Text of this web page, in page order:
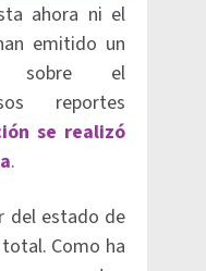
ahora ni el
emitido un
sobre el
reportes
se realizó
.
del estado de
Como ha